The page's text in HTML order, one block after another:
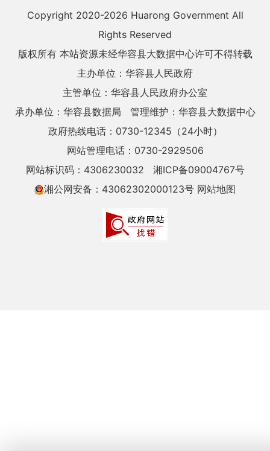
Copyright 2020-2026 Huarong Government All
Rights Reserved
版权所有 本站资源未经华容县大数据中心许可不得转载
主办单位：华容县人民政府
主管单位：华容县人民政府办公室
承办单位：华容县数据局
管理维护：华容县大数据中心
政府热线电话：0730-12345（24小时）
网站管理电话：0730-2929506
网站标识码：4306230032
湘ICP备09004767号
湘公网安备：43062302000123号 网站地图